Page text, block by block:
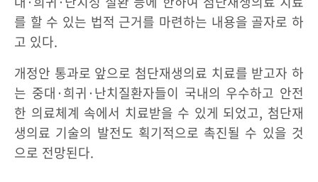
를 할 수 있는 법적 근거를 마련하는 내용을 골자로 하
고 있다.
개정안 통과로 앞으로 첨단재생의료 치료를 받고자 하
는 중대·희귀·난치질환자들이 국내의 우수하고 안전
한 의료체계 속에서 치료받을 수 있게 되었고, 첨단재
생의료 기술의 발전도 획기적으로 촉진될 수 있을 것
으로 전망된다.